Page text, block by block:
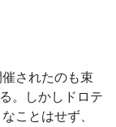
されたのも束
。しかしドロテ
ことはせず、